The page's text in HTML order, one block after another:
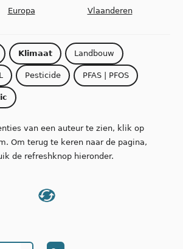
Europa Vlaanderen
Klimaat Landbouw
Pesticide PFAS | PFOS
van een auteur te zien, klik op
Om terug te keren naar de pagina,
de refreshknop hieronder.